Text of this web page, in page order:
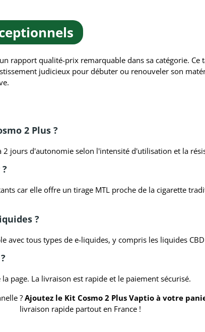
rapport qualité-prix remarquable dans sa catégorie.
judicieux pour débuter ou renouveler son
2 Plus ?
jours d'autonomie selon l'intensité d'utilisation et la
car elle offre un tirage MTL proche de la cigarette
?
avec tous types de e-liquides, y compris les liquides
page. La livraison est rapide et le paiement sécurisé.
?Ajoutez le Kit Cosmo 2 Plus Vaptio à votre
livraison rapide partout en France !